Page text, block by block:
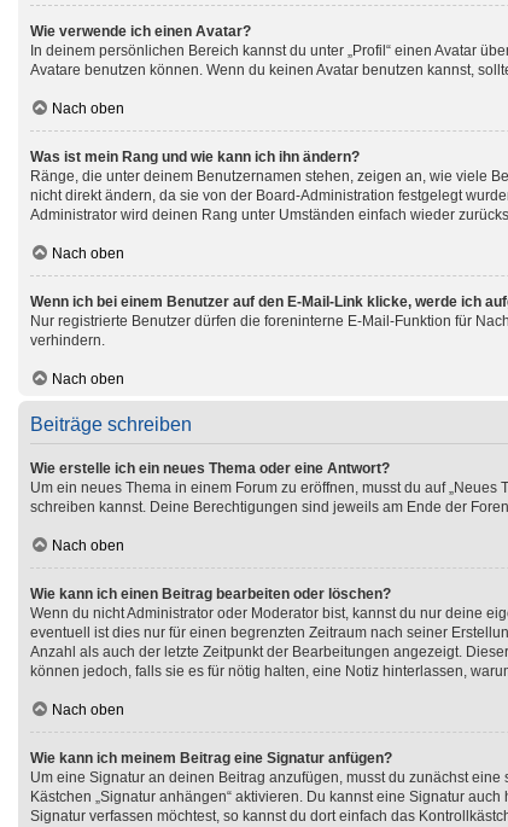
Wie verwende ich einen Avatar?
In deinem persönlichen Bereich kannst du unter „Profil“ einen Avatar
Avatare benutzen können. Wenn du keinen Avatar benutzen kannst,
Nach oben
Was ist mein Rang und wie kann ich ihn ändern?
Ränge, die unter deinem Benutzernamen stehen, zeigen an, wie viele
nicht direkt ändern, da sie von der Board-Administration festgelegt
Administrator wird deinen Rang unter Umständen einfach wieder
Nach oben
Wenn ich bei einem Benutzer auf den E-Mail-Link klicke, werde ich
Nur registrierte Benutzer dürfen die foreninterne E-Mail-Funktion für
verhindern.
Nach oben
Beiträge schreiben
Wie erstelle ich ein neues Thema oder eine Antwort?
Um ein neues Thema in einem Forum zu eröffnen, musst du auf
schreiben kannst. Deine Berechtigungen sind jeweils am Ende der
Nach oben
Wie kann ich einen Beitrag bearbeiten oder löschen?
Wenn du nicht Administrator oder Moderator bist, kannst du nur deine
eventuell ist dies nur für einen begrenzten Zeitraum nach seiner
Anzahl als auch der letzte Zeitpunkt der Bearbeitungen angezeigt.
können jedoch, falls sie es für nötig halten, eine Notiz hinterlassen,
Nach oben
Wie kann ich meinem Beitrag eine Signatur anfügen?
Um eine Signatur an deinen Beitrag anzufügen, musst du zunächst
Kästchen „Signatur anhängen“ aktivieren. Du kannst eine Signatur
Signatur verfassen möchtest, so kannst du dort einfach das